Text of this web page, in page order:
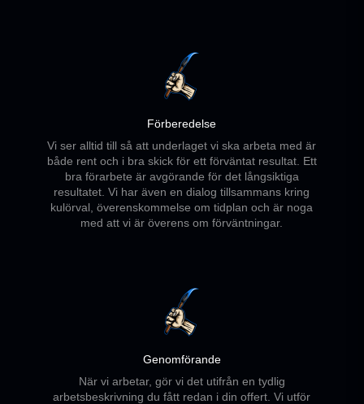
Förberedelse
Vi ser alltid till så att underlaget vi ska arbeta med är
både rent och i bra skick för ett förväntat resultat. Ett
bra förarbete är avgörande för det långsiktiga
resultatet. Vi har även en dialog tillsammans kring
kulörval, överenskommelse om tidplan och är noga
med att vi är överens om förväntningar.
Genomförande
När vi arbetar, gör vi det utifrån en tydlig
arbetsbeskrivning du fått redan i din offert. Vi utför